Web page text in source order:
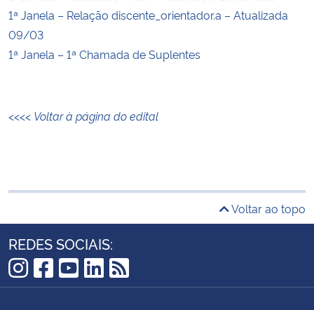
1ª Janela – Relação discente_orientador.a – Atualizada
09/03
1ª Janela – 1ª Chamada de Suplentes
<<<< Voltar à página do edital
Voltar ao topo
REDES SOCIAIS:
Instagram
Facebook
YouTube
LinkedIn
RSS